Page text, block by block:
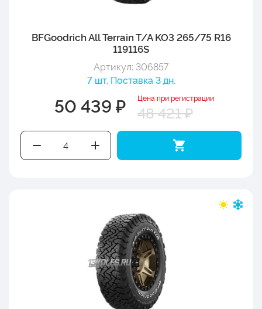
BFGoodrich All Terrain T/A KO3 265/75 R16
119116S
Артикул: 306857
7 шт. Поставка 3 дн.
50 439 ₽ Цена при регистрации
48 421 ₽